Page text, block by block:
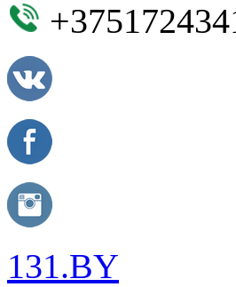
131.BY